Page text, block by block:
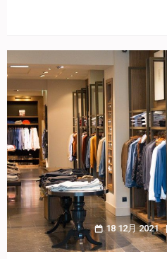
18 12月 2021